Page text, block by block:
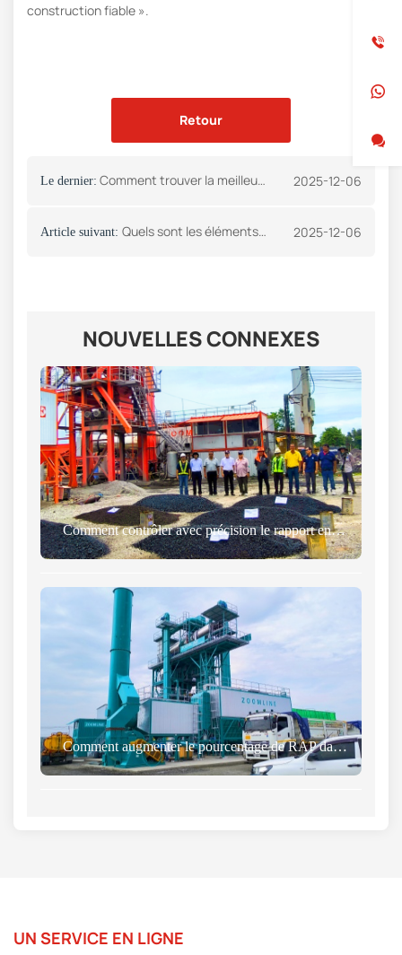
construction fiable ».
Retour
Le dernier: Comment trouver la meilleure centrale d'enrobage près de chez moi 2025-12-06
Article suivant: Quels sont les éléments à prendre en compte lors de l'achat d'une centrale d'enrobage ? 2025-12-06
NOUVELLES CONNEXES
Comment contrôler avec précision le rapport entre les matériaux renouvelables et les granulats dans les centrales d'enrobage ?
Comment augmenter le pourcentage de RAP dans une usine de recyclage d'asphalte
UN SERVICE EN LIGNE